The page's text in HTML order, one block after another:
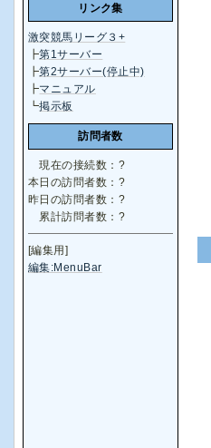
リンク集
激突競馬リーグ３+
┣第1サーバー
┣第2サーバー(停止中)
┣マニュアル
┗掲示板
訪問者数
現在の接続数： ?
本日の訪問者数： ?
昨日の訪問者数： ?
累計訪問者数： ?
[編集用]
編集:MenuBar